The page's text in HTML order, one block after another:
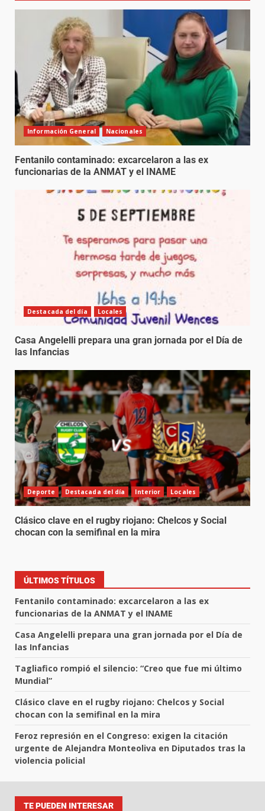
Información General Nacionales
Fentanilo contaminado: excarcelaron a las ex
funcionarias de la ANMAT y el INAME
Destacada del día Locales
Casa Angelelli prepara una gran jornada por el Día de
las Infancias
Deporte Destacada del día Interior Locales
Clásico clave en el rugby riojano: Chelcos y Social
chocan con la semifinal en la mira
ÚLTIMOS TÍTULOS
Fentanilo contaminado: excarcelaron a las ex
funcionarias de la ANMAT y el INAME
Casa Angelelli prepara una gran jornada por el Día de
las Infancias
Tagliafico rompió el silencio: “Creo que fue mi último
Mundial”
Clásico clave en el rugby riojano: Chelcos y Social
chocan con la semifinal en la mira
Feroz represión en el Congreso: exigen la citación
urgente de Alejandra Monteoliva en Diputados tras la
violencia policial
TE PUEDEN INTERESAR